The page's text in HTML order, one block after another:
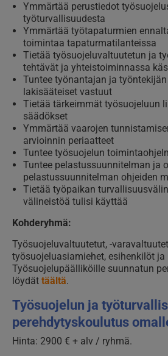
Ymmärtää perustiedot
työturvallisuudesta
Ymmärtää työtapaturmien
toimintaa tapaturmatilanteissa
Tietää työsuojeluvaltuutetun ja
tehtävät ja yhteistoiminnassa
Tuntee työnantajan ja
lakisääteiset vastuut
Tietää tärkeimmät työsuojeluun
säädökset
Ymmärtää vaarojen
arvioinnin periaatteet
Tuntee työsuojelun
Tuntee pelastussuunnitelman ja
pelastussuunnitelman ohjeiden
Tietää työpaikan
välineistöä tulisi käyttää
Kohderyhmä:
Työsuojeluvaltuutetut, -
työsuojeluasiamiehet, esihenkilöt
Työsuojelupäälliköille suunnatun
löydät täältä.
Työsuojelun ja
perehdytyskoulutus
Hinta: 2900 € + alv / ryhmä.